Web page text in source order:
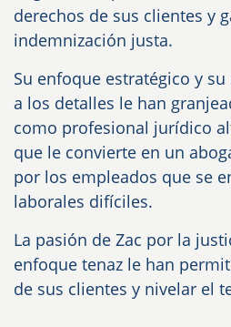
derechos de sus clientes y
indemnización justa.
Su enfoque estratégico y
a los detalles le han
como profesional jurídico
que le convierte en un
por los empleados que se
laborales difíciles.
La pasión de Zac por la
enfoque tenaz le han
de sus clientes y nivelar el